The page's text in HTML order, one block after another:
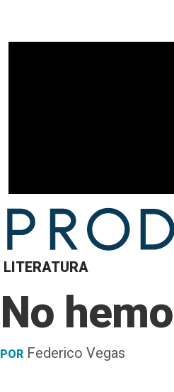
LITERATURA
No
POR Federico Vegas